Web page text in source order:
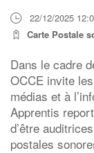
22/12/2025
Carte Postale
Dans le cadre
OCCE invite
médias et à
Apprentis
d’être
postales